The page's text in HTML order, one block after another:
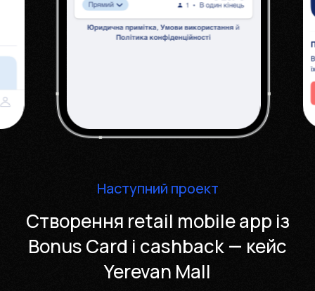
Наступний проект
Створення retail mobile app із
Bonus Card і cashback — кейс
Yerevan Mall